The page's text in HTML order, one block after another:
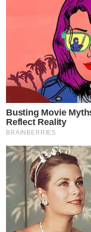
Busting Movie
Reflect Reality
BRAINBERRIES